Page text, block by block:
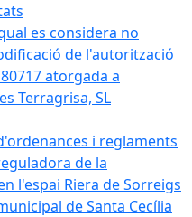
es considera no
de l'autorització
atorgada a
Terragrisa, SL
i reglaments
de la
l'espai Riera de Sorreigs
de Santa Cecília